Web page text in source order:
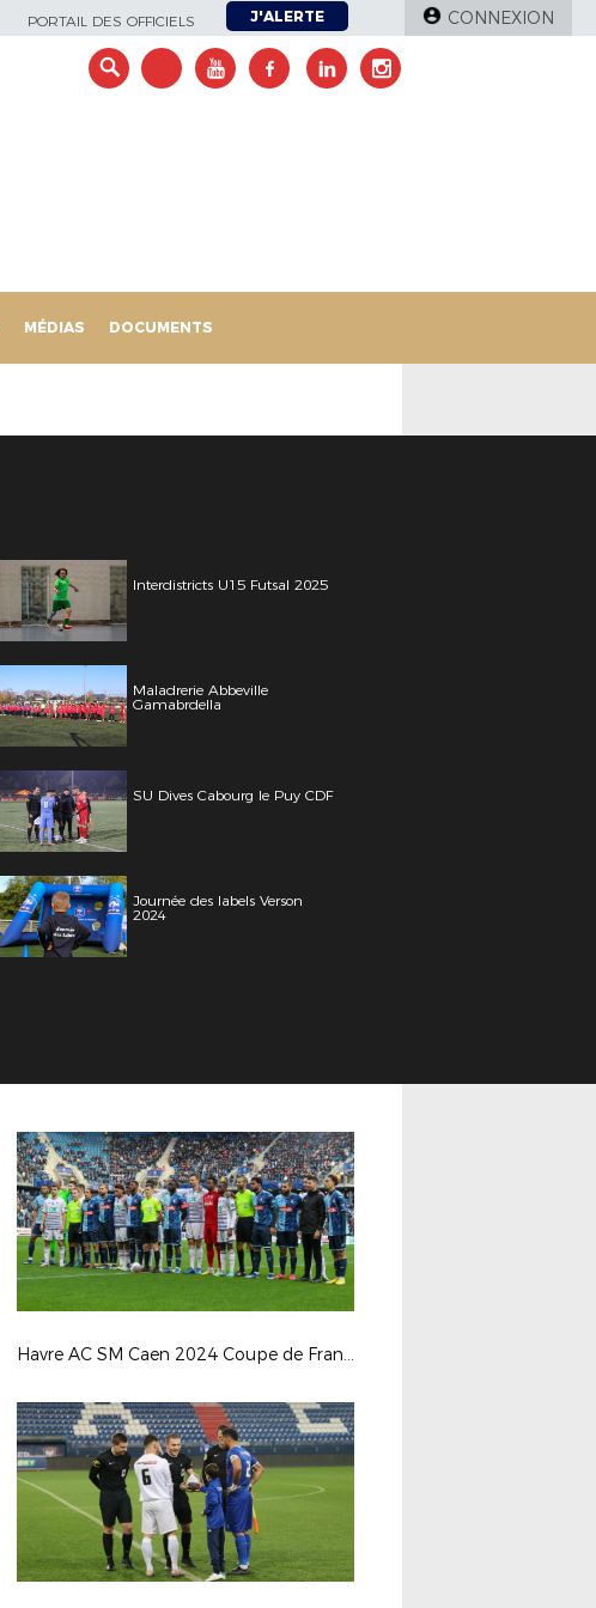
PORTAIL DES OFFICIELS J'ALERTE CONNEXION
MÉDIAS DOCUMENTS
Interdistricts U15 Futsal 2025
Maladrerie Abbeville
Gamabrdella
SU Dives Cabourg le Puy CDF
Journée des labels Verson
2024
Havre AC SM Caen 2024 Coupe de France